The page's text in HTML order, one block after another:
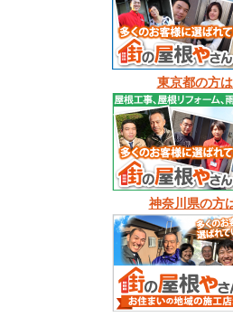
東京都の方
神奈川県の方